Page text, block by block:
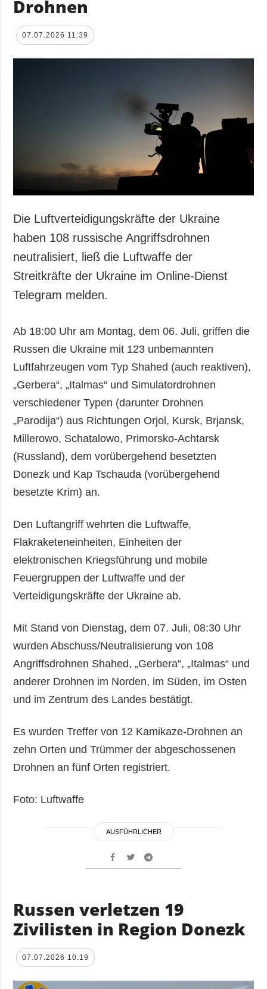
Drohnen
07.07.2026 11:39
Die Luftverteidigungskräfte der Ukraine
haben 108 russische Angriffsdrohnen
neutralisiert, ließ die Luftwaffe der
Streitkräfte der Ukraine im Online-Dienst
Telegram melden.
Ab 18:00 Uhr am Montag, dem 06. Juli, griffen die
Russen die Ukraine mit 123 unbemannten
Luftfahrzeugen vom Typ Shahed (auch reaktiven),
„Gerbera“, „Italmas“ und Simulatordrohnen
verschiedener Typen (darunter Drohnen
„Parodija“) aus Richtungen Orjol, Kursk, Brjansk,
Millerowo, Schatalowo, Primorsko-Achtarsk
(Russland), dem vorübergehend besetzten
Donezk und Kap Tschauda (vorübergehend
besetzte Krim) an.
Den Luftangriff wehrten die Luftwaffe,
Flakraketeneinheiten, Einheiten der
elektronischen Kriegsführung und mobile
Feuergruppen der Luftwaffe und der
Verteidigungskräfte der Ukraine ab.
Mit Stand von Dienstag, dem 07. Juli, 08:30 Uhr
wurden Abschuss/Neutralisierung von 108
Angriffsdrohnen Shahed, „Gerbera“, „Italmas“ und
anderer Drohnen im Norden, im Süden, im Osten
und im Zentrum des Landes bestätigt.
Es wurden Treffer von 12 Kamikaze-Drohnen an
zehn Orten und Trümmer der abgeschossenen
Drohnen an fünf Orten registriert.
Foto: Luftwaffe
AUSFÜHRLICHER
Russen verletzen 19
Zivilisten in Region Donezk
07.07.2026 10:19